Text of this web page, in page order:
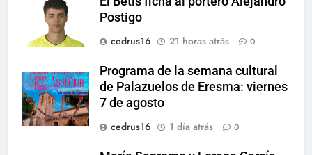
Postigo
cedrus16
21 horas atrás 0
Programa de la semana cultural
de Palazuelos de Eresma: viernes
7 de agosto
cedrus16
1 día atrás 0